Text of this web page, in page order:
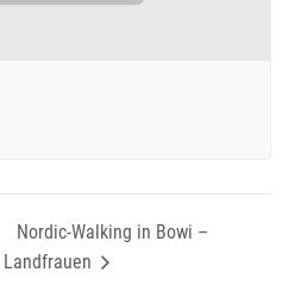
Nordic-Walking in Bowi –
Landfrauen